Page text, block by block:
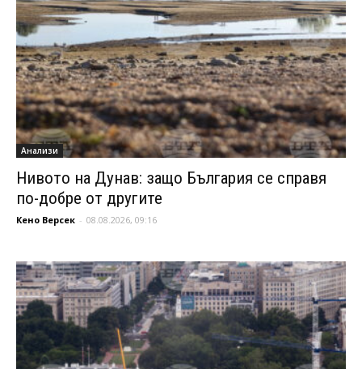
Анализи
Нивото на Дунав: защо България се справя
по-добре от другите
Кено Версек - 08.08.2026, 09:16